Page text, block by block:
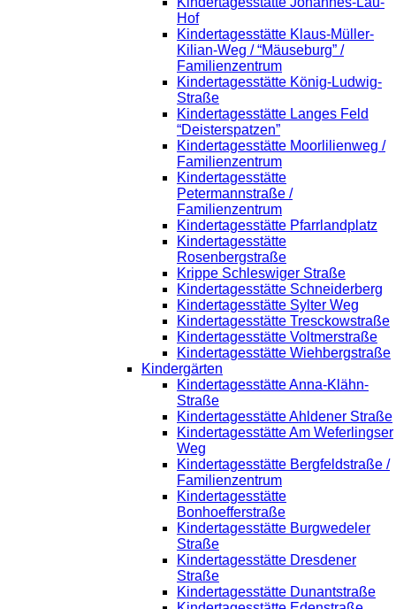
Hof
Kindertagesstätte Klaus-Müller-
Kilian-Weg / “Mäuseburg” /
Familienzentrum
Kindertagesstätte König-Ludwig-
Straße
Kindertagesstätte Langes Feld
“Deisterspatzen”
Kindertagesstätte Moorlilienweg /
Familienzentrum
Kindertagesstätte
Petermannstraße /
Familienzentrum
Kindertagesstätte Pfarrlandplatz
Kindertagesstätte
Rosenbergstraße
Krippe Schleswiger Straße
Kindertagesstätte Schneiderberg
Kindertagesstätte Sylter Weg
Kindertagesstätte Tresckowstraße
Kindertagesstätte Voltmerstraße
Kindertagesstätte Wiehbergstraße
Kindergärten
Kindertagesstätte Anna-Klähn-
Straße
Kindertagesstätte Ahldener Straße
Kindertagesstätte Am Weferlingser
Weg
Kindertagesstätte Bergfeldstraße /
Familienzentrum
Kindertagesstätte
Bonhoefferstraße
Kindertagesstätte Burgwedeler
Straße
Kindertagesstätte Dresdener
Straße
Kindertagesstätte Dunantstraße